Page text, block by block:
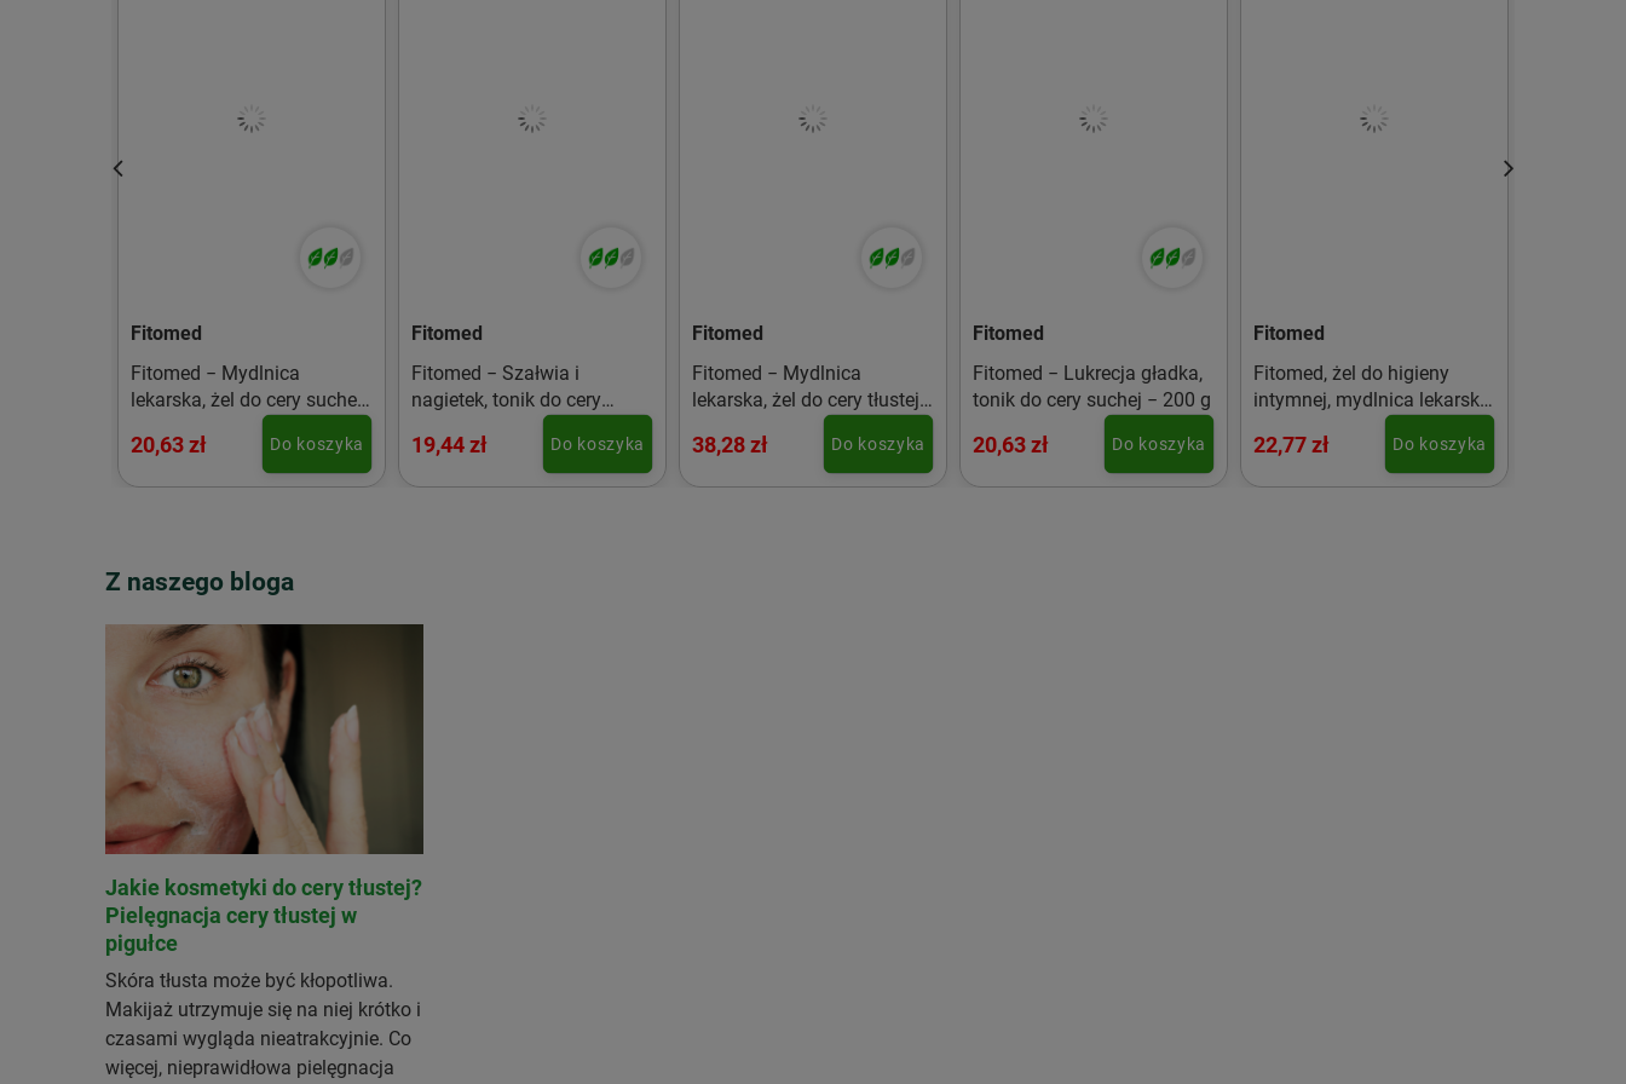
Fitomed
Fitomed − Mydlnica
lekarska, żel do cery suchej i
wrażliwej − 200 g
20,63 zł Do koszyka
Fitomed
Fitomed − Szałwia i
nagietek, tonik do cery
19,44 zł Do koszyka
Fitomed
Fitomed − Mydlnica
lekarska, żel do cery tłustej
38,28 zł Do koszyka
Fitomed
Fitomed − Lukrecja gładka,
tonik do cery suchej − 200 g
20,63 zł Do koszyka
Fitomed
Fitomed, żel do higieny
intymnej, mydlnica lekarska,
22,77 zł Do koszyka
Z naszego bloga
Jakie kosmetyki do cery tłustej?
Pielęgnacja cery tłustej w
pigułce
Skóra tłusta może być kłopotliwa.
Makijaż utrzymuje się na niej krótko i
czasami wygląda nieatrakcyjnie. Co
więcej, nieprawidłowa pielęgnacja